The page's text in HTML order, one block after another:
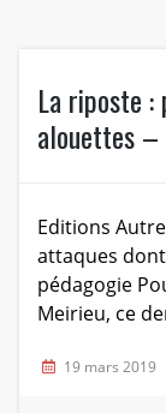
La riposte
alouettes
Editions
attaques
pédagogie
Meirieu, ce
19 mars 2019